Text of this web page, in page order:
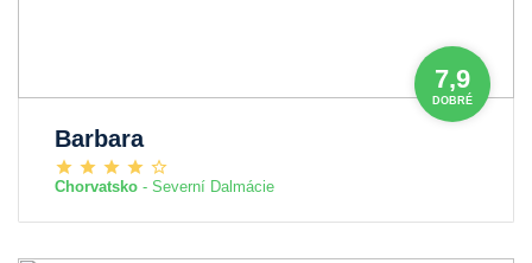
7,9
DOBRÉ
Barbara
Chorvatsko - Severní Dalmácie